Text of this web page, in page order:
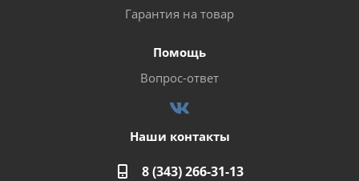
Гарантия на товар
Помощь
Вопрос-ответ
Наши контакты
8 (343) 266-31-13